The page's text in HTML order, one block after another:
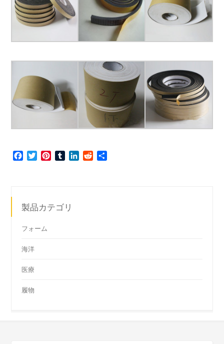
Facebook
TwitterPinterestTumblrLinkedInReddit
製品カテゴリ
フォーム
海洋
医療
履物